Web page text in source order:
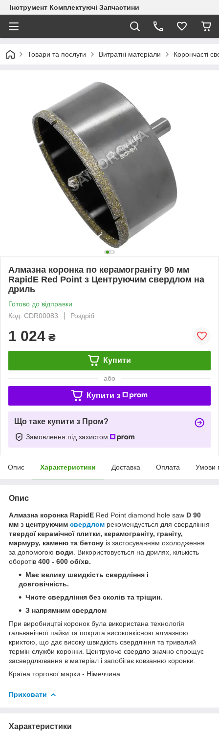
Інструмент Комплектуючі Запчастини
Товари та послуги Витратні матеріали Корончасті
Алмазна коронка по керамограніту 90 мм
RapidE Red Point з Центруючим свердлом на
дриль
Готово до відправки
Код: CDR00083
Роздріб
1 024 ₴
Купити
або
Купити з
Що таке купити з Пром?
Замовлення під захистом
Опис Характеристики Доставка Оплата Умови
Опис
Алмазна коронка RapidE Red Point diamond hole saw D 90
мм з центруючим свердлом рекомендується для свердління
твердої керамічної плитки, керамограніту, граніту,
мармуру, каменю та бетону із застосуванням охолодження
за допомогою води . Використовується на дрилях, кількість
оборотів 400 - 600 об/хв.
Має велику швидкість свердління і
довговічність.
Чисте свердління без сколів та тріщин.
З напрямним свердлом
При виробництві коронок була використана технологія
гальванічної пайки та покрита високоякісною алмазною
крихтою, що дає високу швидкість свердління та тривалий
термін служби коронки. Центруюче свердло значно спрощує
засвердлювання в матеріал і запобігає ковзанню коронки.
Країна торгової марки - Німеччина
Приховати
Характеристики